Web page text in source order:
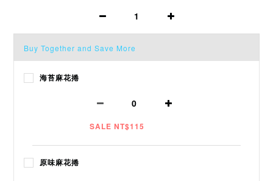
Buy Together and Save More
海苔麻花捲
SALE NT$115
原味麻花捲